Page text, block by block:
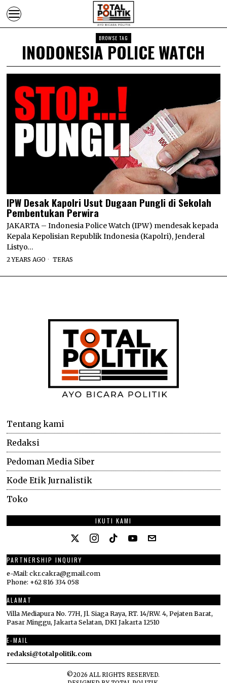
BROWSE TAG
INODONESIA POLICE WATCH
IPW Desak Kapolri Usut Dugaan Pungli di Sekolah
Pembentukan Perwira
JAKARTA – Indonesia Police Watch (IPW) mendesak kepada
Kepala Kepolisian Republik Indonesia (Kapolri), Jenderal
Listyo…
2 YEARS AGO TERAS
Tentang kami
Redaksi
Pedoman Media Siber
Kode Etik Jurnalistik
Toko
IKUTI KAMI
PARTNERSHIP INQUIRY
e-Mail: ckr.cakra@gmail.com
Phone: +62 816 334 058
ALAMAT
Villa Mediapura No. 77H, Jl. Siaga Raya, RT. 14/RW. 4, Pejaten Barat,
Pasar Minggu, Jakarta Selatan, DKI Jakarta 12510
E-MAIL
redaksi@totalpolitik.com
©2026 ALL RIGHTS RESERVED.